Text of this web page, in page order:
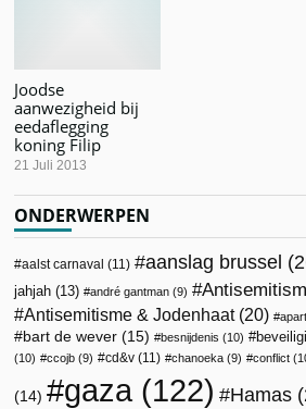
Joodse
aanwezigheid bij
eedaflegging
koning Filip
21 Juli 2013
ONDERWERPEN
aalst carnaval (11) aanslag brussel
jahjah (13) andré gantman (9)
Antisemitisme & Jodenhaat(20)
bart de wever (15) besnijdenis (10)
(10)
ccojb (9) cd&v (11) chanoeka (9) conflict
(14) gaza(122) Hamas